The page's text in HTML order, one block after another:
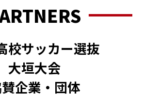
校サッカー選抜
大垣大会
企業・団体